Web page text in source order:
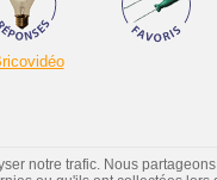
notre trafic. Nous